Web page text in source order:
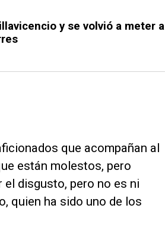
y se volvió a meter a
que acompañan al
están molestos, pero
disgusto, pero no es ni
quien ha sido uno de los